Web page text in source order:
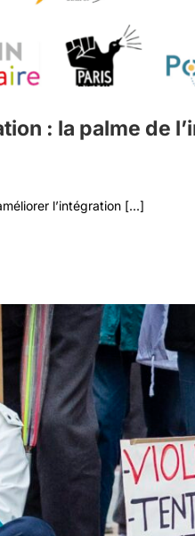
: la palme de
l’intégration [...]